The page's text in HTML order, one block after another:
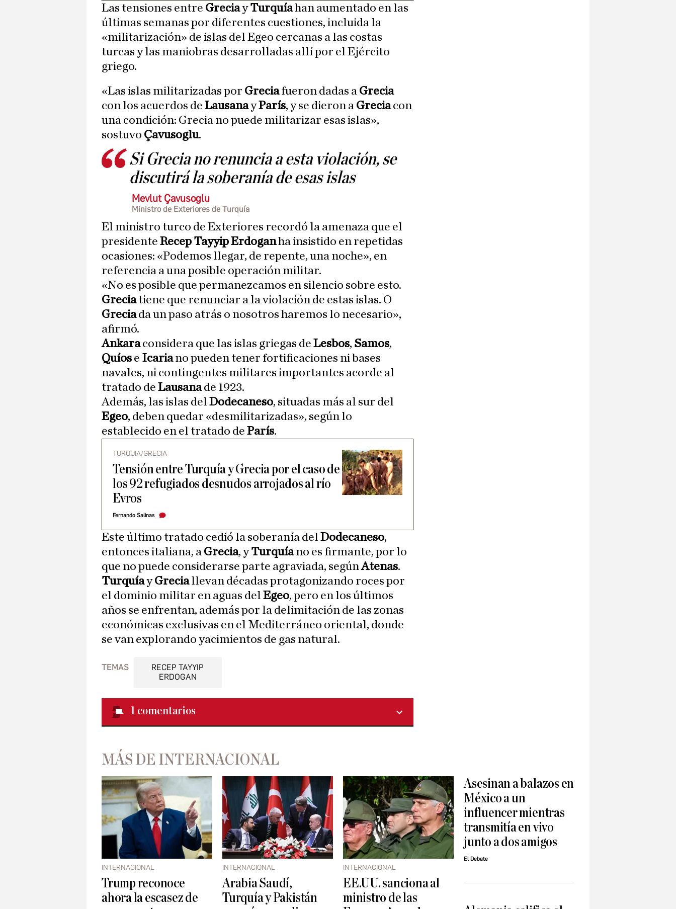
Las tensiones entre GreciayTurquíahan aumentado en las
últimas semanas por diferentes cuestiones, incluida la
«militarización» de islas del Egeo cercanas a las costas
turcas y las maniobras desarrolladas allí por el Ejército
griego.
«Las islas militarizadas por Greciafueron dadas a Grecia
con los acuerdos de LausanayParís, y se dieron a Greciacon
una condición: Grecia no puede militarizar esas islas»,
sostuvo Çavusoglu.
Si Grecia no renuncia a esta violación, se
discutirá la soberanía de esas islas
Mevlut Çavusoglu
Ministro de Exteriores de Turquía
El ministro turco de Exteriores recordó la amenaza que el
presidente Recep Tayyip Erdoganha insistido en repetidas
ocasiones: «Podemos llegar, de repente, una noche», en
referencia a una posible operación militar.
«No es posible que permanezcamos en silencio sobre esto.
Greciatiene que renunciar a la violación de estas islas. O
Greciada un paso atrás o nosotros haremos lo necesario»,
afirmó.
Ankaraconsidera que las islas griegas de Lesbos, Samos,
Quíos e Icariano pueden tener fortificaciones ni bases
navales, ni contingentes militares importantes acorde al
tratado de Lausanade 1923.
Además, las islas del Dodecaneso, situadas más al sur del
Egeo, deben quedar «desmilitarizadas», según lo
establecido en el tratado de París.
TURQUIA/GRECIA
Tensión entre Turquía y Grecia por el caso de
los 92 refugiados desnudos arrojados al río
Evros
Fernando Salinas
Este último tratado cedió la soberanía del Dodecaneso,
entonces italiana, a Grecia, yTurquíano es firmante, por lo
que no puede considerarse parte agraviada, segúnAtenas.
TurquíayGreciallevan décadas protagonizando roces por
el dominio militar en aguas del Egeo, pero en los últimos
años se enfrentan, además por la delimitación de las zonas
económicas exclusivas en el Mediterráneo oriental, donde
se van explorando yacimientos de gas natural.
TEMAS
RECEP TAYYIP
ERDOGAN
1 comentarios
MÁS DE INTERNACIONAL
INTERNACIONAL
Trump reconoce
ahora la escasez de
INTERNACIONAL
Arabia Saudí,
Turquía y Pakistán
INTERNACIONAL
EE.UU. sanciona al
ministro de las
Asesinan a balazos en
México a un
influencer mientras
transmitía en vivo
junto a dos amigos
El Debate